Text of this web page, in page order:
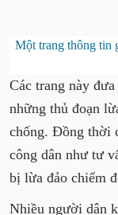
Một trang thông tin
Các trang này
những thủ đoạn
chống. Đồng thời
công dân như tư
bị lừa đảo chiếm
Nhiều người dân